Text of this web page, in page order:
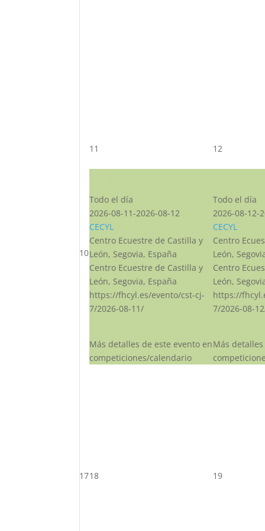
10
11
Todo el día
2026-08-11-2026-08-12
CECYL
Centro Ecuestre de Castilla y
León, Segovia, España
Centro Ecuestre de Castilla y
León, Segovia, España
https://fhcyl.es/evento/cst-cj-
7/2026-08-11/
Más detalles de este evento en
competiciones/calendario
12
Todo el día
2026-08-12-
CECYL
Centro
León,
Centro
León,
https://
7/2026-08-
Más
1718 19